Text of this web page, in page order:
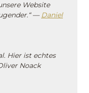
Website
— Daniel
Hier ist echtes
Noack